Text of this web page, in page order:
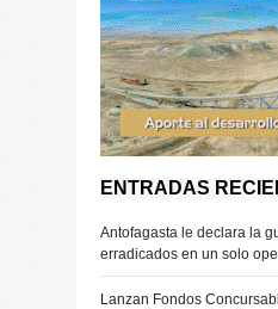
ENTRADAS
Antofagasta le declara la
erradicados en un solo
Lanzan Fondos